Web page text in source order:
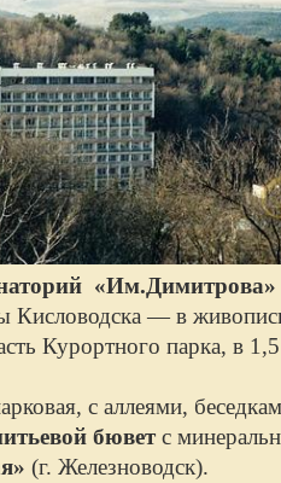
«Им.Димитрова»
Кисловодска — в
Курортного парка, в
с аллеями,
бювет с
(г. Железноводск).